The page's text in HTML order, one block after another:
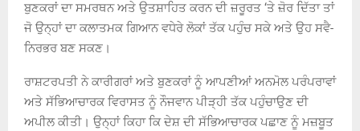
ਬੁਣਕਰਾਂ ਦਾ ਸਮਰਥਨ ਅਤੇ ਉਤਸ਼ਾਹਿਤ ਕਰਨ ਦੀ ਜ਼ਰੂਰਤ ‘ਤੇ ਜ਼ੋਰ ਦਿੱਤਾ ਤਾਂ
ਜੋ ਉਨ੍ਹਾਂ ਦਾ ਕਲਾਤਮਕ ਗਿਆਨ ਵਧੇਰੇ ਲੋਕਾਂ ਤੱਕ ਪਹੁੰਚ ਸਕੇ ਅਤੇ ਉਹ ਸਵੈ-
ਨਿਰਭਰ ਬਣ ਸਕਣ।
ਰਾਸ਼ਟਰਪਤੀ ਨੇ ਕਾਰੀਗਰਾਂ ਅਤੇ ਬੁਣਕਰਾਂ ਨੂੰ ਆਪਣੀਆਂ ਅਨਮੋਲ ਪਰੰਪਰਾਵਾਂ
ਅਤੇ ਸੱਭਿਆਚਾਰਕ ਵਿਰਾਸਤ ਨੂੰ ਨੌਜਵਾਨ ਪੀੜ੍ਹੀ ਤੱਕ ਪਹੁੰਚਾਉਣ ਦੀ
ਅਪੀਲ ਕੀਤੀ। ਉਨ੍ਹਾਂ ਕਿਹਾ ਕਿ ਦੇਸ਼ ਦੀ ਸੱਭਿਆਚਾਰਕ ਪਛਾਣ ਨੂੰ ਮਜ਼ਬੂਤ